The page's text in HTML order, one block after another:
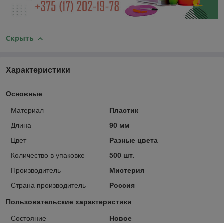
Скрыть
Характеристики
Основные
Материал
Пластик
Длина
90 мм
Цвет
Разные цвета
Количество в упаковке
500 шт.
Производитель
Мистерия
Страна производитель
Россия
Пользовательские характеристики
Состояние Новое